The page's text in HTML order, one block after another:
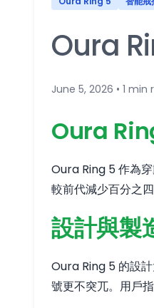
Oura
June 5, 2026 • 1 min
Oura
Oura Ring 5 作為
較前代減少百分之
設計與製
Oura Ring 5 的設
號更不突兀。用戶